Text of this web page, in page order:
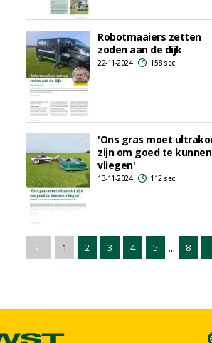
Robotmaaiers zetten
zoden aan de dijk
22-11-2024 158 sec
'Ons gras moet
zijn om goed te kunnen
vliegen'
13-11-2024 112 sec
1 2 3 4 5 ... 8